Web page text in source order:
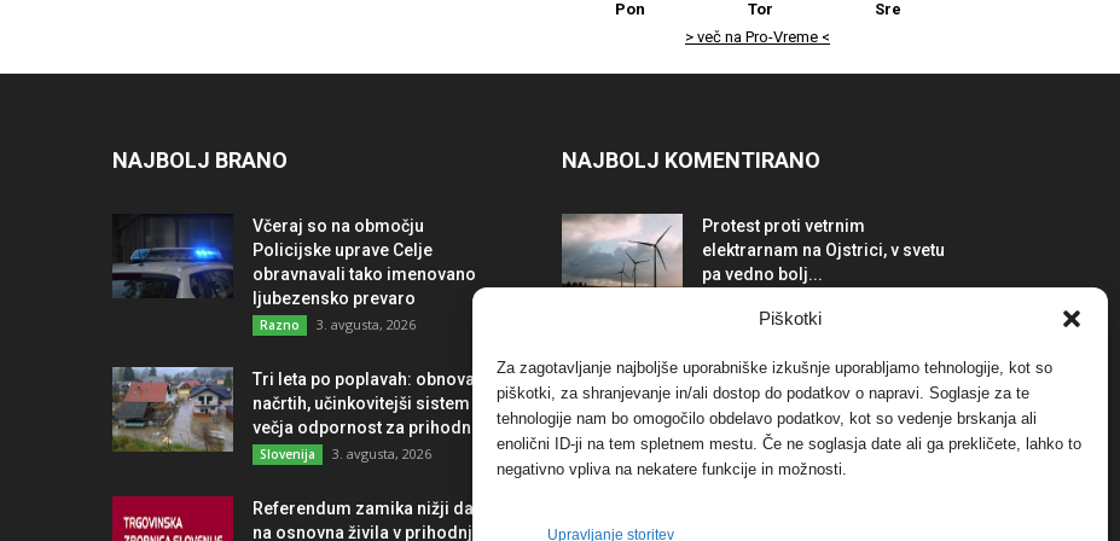
Piškotki
Za zagotavljanje najboljše uporabniške izkušnje uporabljamo tehnologije, kot so
piškotki, za shranjevanje in/ali dostop do podatkov o napravi. Soglasje za te
tehnologije nam bo omogočilo obdelavo podatkov, kot so vedenje brskanja ali
enolični ID-ji na tem spletnem mestu. Če ne soglasja date ali ga prekličete, lahko to
negativno vpliva na nekatere funkcije in možnosti.
Upravljanje storitev
Pon Tor
Sre
> več na Pro-Vreme <
NAJBOLJ BRANO
Včeraj so na območju
Policijske uprave Celje
obravnavali tako imenovano
ljubezensko prevaro
Razno 3. avgusta, 2026
Tri leta po poplavah: obnova po
načrtih, učinkovitejši sistem in
večja odpornost za prihodnost
Slovenija 3. avgusta, 2026
Referendum zamika nižji davek
na osnovna živila v prihodnje
NAJBOLJ KOMENTIRANO
Protest proti vetrnim
elektrarnam na Ojstrici, v svetu
pa vedno bolj...
elektrarnam Verbund
Dogodki 29. januarja, 2018
FOTO: Razstava cvetličarskega